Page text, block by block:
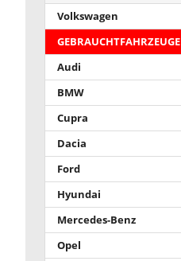
Volkswagen
GEBRAUCHTFAHRZEUGE
Audi
BMW
Cupra
Dacia
Ford
Hyundai
Mercedes-Benz
Opel